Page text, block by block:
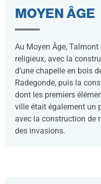
MOYEN ÂGE
Au Moyen Âge,
religieux, avec la
d’une chapelle en bois
Radegonde, puis la
dont les premiers
ville était également un
avec la construction de
des invasions.